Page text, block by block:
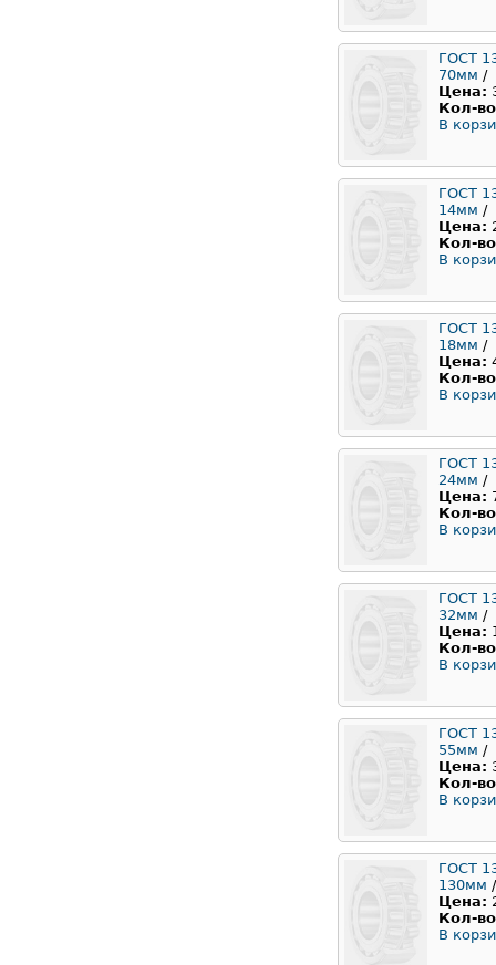
ГОСТ
70мм /
Цена:
Кол-
В
ГОСТ
14мм /
Цена:
Кол-
В
ГОСТ
18мм /
Цена:
Кол-
В
ГОСТ
24мм /
Цена:
Кол-
В
ГОСТ
32мм /
Цена:
Кол-
В
ГОСТ
55мм /
Цена:
Кол-
В
ГОСТ
130мм /
Цена:
Кол-
В